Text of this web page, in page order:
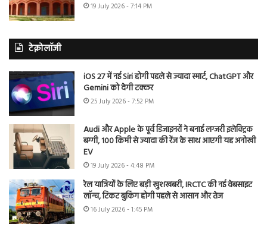
19 July 2026 - 7:14 PM
टेक्नोलॉजी
iOS 27 में नई Siri होगी पहले से ज्यादा स्मार्ट, ChatGPT और
Gemini को देगी टक्कर
25 July 2026 - 7:52 PM
Audi और Apple के पूर्व डिजाइनरों ने बनाई लग्जरी इलेक्ट्रिक
बग्गी, 100 किमी से ज्यादा की रेंज के साथ आएगी यह अनोखी
EV
19 July 2026 - 4:48 PM
रेल यात्रियों के लिए बड़ी खुशखबरी, IRCTC की नई वेबसाइट
लॉन्च, टिकट बुकिंग होगी पहले से आसान और तेज
16 July 2026 - 1:45 PM